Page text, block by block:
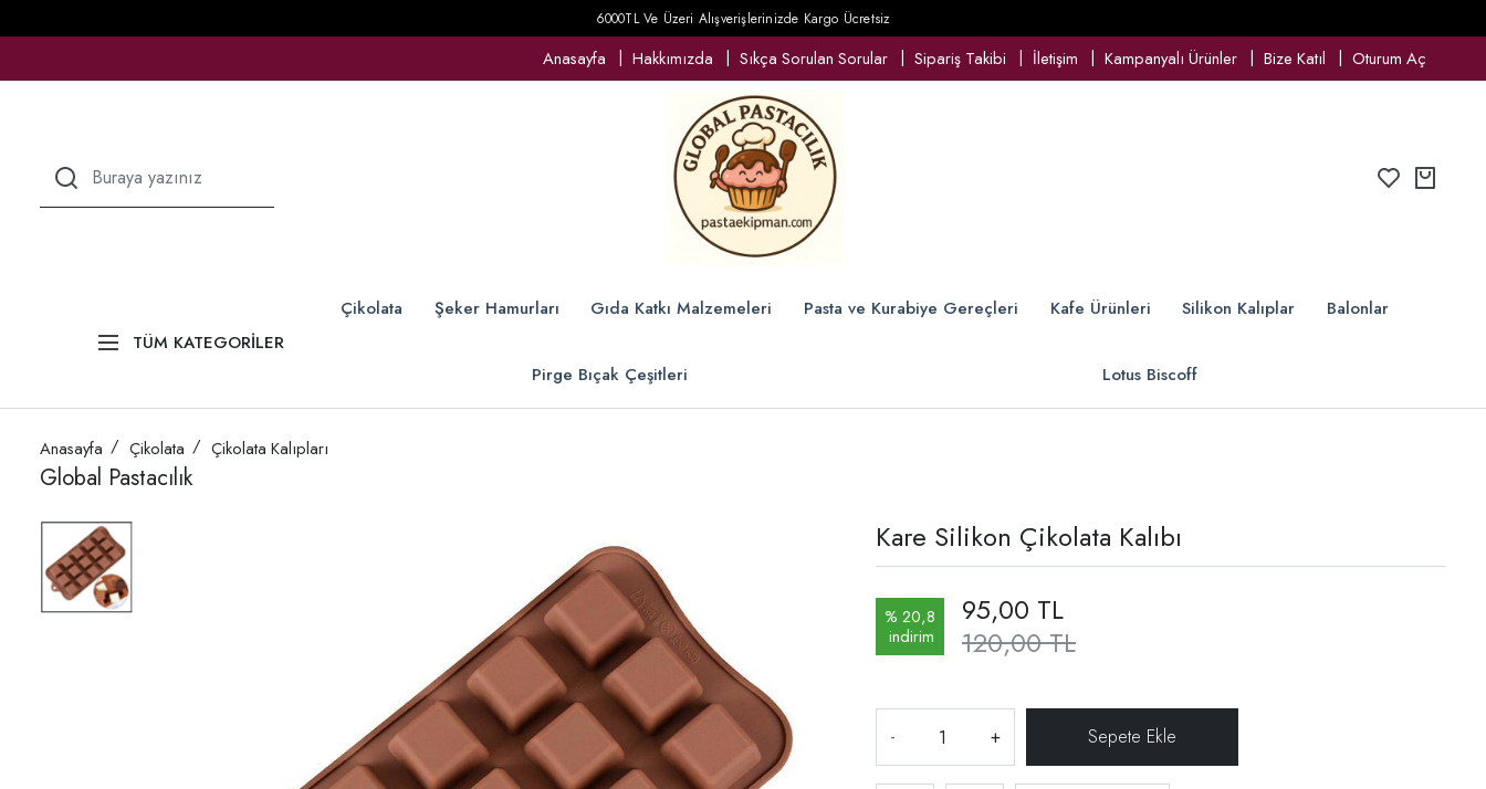
6000TL Ve Üzeri Alışverişlerinizde Kargo Ücretsiz
Anasayfa Hakkımızda Sıkça Sorulan Sorular Sipariş Takibi İletişim Kampanyalı Ürünler Bize Katıl Oturum Aç
TÜM KATEGORİLER
Çikolata Şeker Hamurları Gıda Katkı Malzemeleri Pasta ve Kurabiye Gereçleri Kafe Ürünleri Silikon Kalıplar Balonlar
Pirge Bıçak Çeşitleri Lotus Biscoff
Anasayfa Çikolata Çikolata Kalıpları
Global Pastacılık
Kare Silikon Çikolata Kalıbı
% 20,8
indirim
120,00 TL
95,00 TL
- +